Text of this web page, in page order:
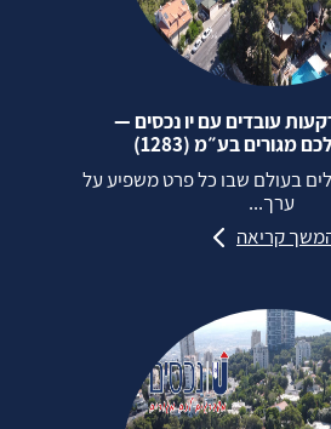
עובדים עם יו נכסים —
מגורים בע״מ (1283)
בעולם שבו כל פרט משפיע על
ערך...
קריאה